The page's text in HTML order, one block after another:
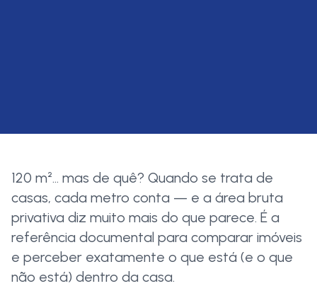
120 m²… mas de quê? Quando se trata de
casas, cada metro conta — e a área bruta
privativa diz muito mais do que parece. É a
referência documental para comparar imóveis
e perceber exatamente o que está (e o que
não está) dentro da casa.